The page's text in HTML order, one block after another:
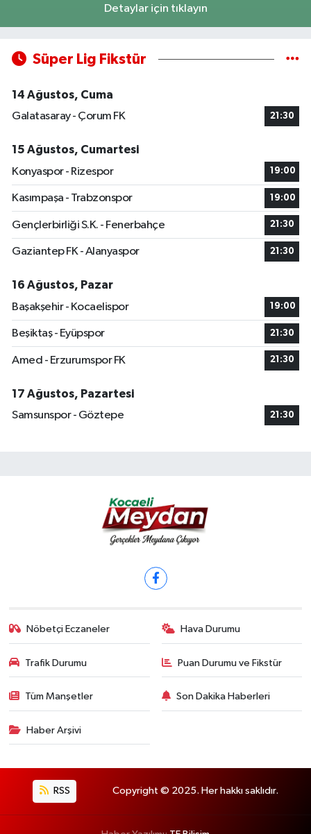
Detaylar için tıklayın
Süper Lig Fikstür
14 Ağustos, Cuma
Galatasaray - Çorum FK
21:30
15 Ağustos, Cumartesi
Konyaspor - Rizespor
19:00
Kasımpaşa - Trabzonspor 19:00
Gençlerbirliği S.K. - Fenerbahçe 21:30
Gaziantep FK - Alanyaspor 21:30
16 Ağustos, Pazar
Başakşehir - Kocaelispor
19:00
Beşiktaş - Eyüpspor 21:30
Amed - Erzurumspor FK 21:30
17 Ağustos, Pazartesi
Samsunspor - Göztepe
21:30
Nöbetçi Eczaneler Hava Durumu
Trafik Durumu Puan Durumu ve Fikstür
Tüm Manşetler Son Dakika Haberleri
Haber Arşivi
RSS Copyright © 2025. Her hakkı saklıdır.